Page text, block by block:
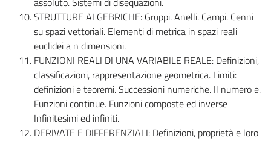
STRUTTURE ALGEBRICHE: Gruppi. Anelli. Campi. Cenni
su spazi vettoriali. Elementi di metrica in spazi reali
euclidei a n dimensioni.
FUNZIONI REALI DI UNA VARIABILE REALE: Definizioni,
classificazioni, rappresentazione geometrica. Limiti:
definizioni e teoremi. Successioni numeriche. Il numero e.
Funzioni continue. Funzioni composte ed inverse
Infinitesimi ed infiniti.
DERIVATE E DIFFERENZIALI: Definizioni, proprietà e loro